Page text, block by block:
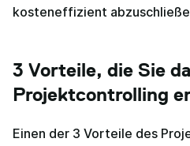
kosteneffizient
3 Vorteile, die Sie
Projektcontrolling
Einen der 3 Vorteile des